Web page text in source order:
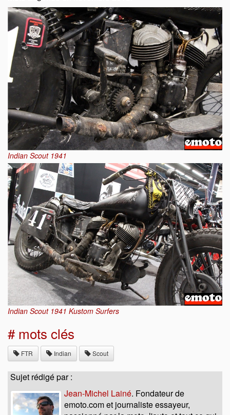
Indian Scout 1941
Indian Scout 1941 Kustom Surfers
# mots clés
FTR Indian Scout
Sujet rédigé par :
Jean-Michel Lainé. Fondateur de
emoto.com et journaliste essayeur,